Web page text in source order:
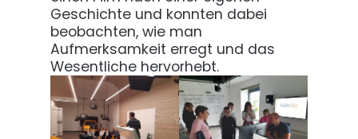
Geschichte und konnten dabei
beobachten, wie man
Aufmerksamkeit erregt und das
Wesentliche hervorhebt.